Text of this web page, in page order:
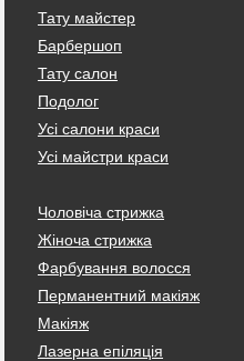
Тату майстер
Барбершоп
Тату салон
Подолог
Усі салони краси
Усі майстри краси
Чоловіча стрижка
Жіноча стрижка
Фарбування волосся
Перманентний макіяж
Макіяж
Лазерна епіляція